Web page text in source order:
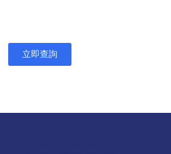
立即查詢